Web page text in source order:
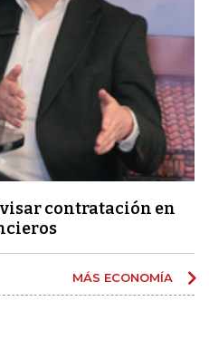
contratación en
MÁS ECONOMÍA